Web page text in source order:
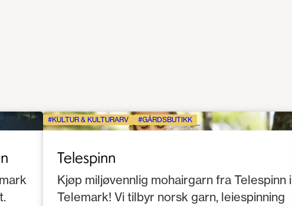
KULTUR & KULTURARV GÅRDSBUTIKK
Telespinn
Kjøp miljøvennlig mohairgarn fra Telespinn i
Telemark! Vi tilbyr norsk garn, leiespinning